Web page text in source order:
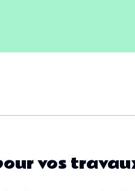
vos